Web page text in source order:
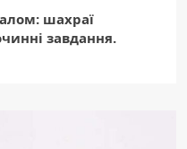
шахраї
завдання.